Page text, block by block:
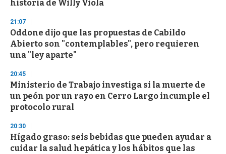
historia de Willy Viola
21:07
Oddone dijo que las propuestas de Cabildo
Abierto son "contemplables", pero requieren
una "ley aparte"
20:45
Ministerio de Trabajo investiga si la muerte de
un peón por un rayo en Cerro Largo incumple el
protocolo rural
20:30
Hígado graso: seis bebidas que pueden ayudar a
cuidar la salud hepática y los hábitos que las